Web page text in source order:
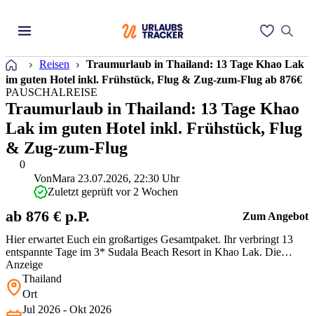
Startseite
Reisen
Traumurlaub in Thailand: 13 Tage Khao Lak
im guten Hotel inkl. Frühstück, Flug & Zug-zum-Flug ab 876€
0
PAUSCHALREISE
Traumurlaub in Thailand: 13 Tage Khao
Lak im guten Hotel inkl. Frühstück, Flug
& Zug-zum-Flug
Hier erwartet Euch ein großartiges Gesamtpaket. Ihr verbringt 13
entspannte Tage im 3* Sudala Beach Resort in Khao Lak. Die
Anlage punktet bei Gästen mit zwei Pools und der direkten
Strandlage. Ein kleines Manko: WLAN gibt es nur an der
Rezeption. Da bei dieser Reise aber Frühstück, Flug mit Etihad und
VonMara 23.07.2026, 22:30 Uhr
Zuletzt geprüft vor 2 Wochen
ab 876 € p.P. Zum Angebot
Anzeige
Thailand
Ort
Jul 2026 - Okt 2026